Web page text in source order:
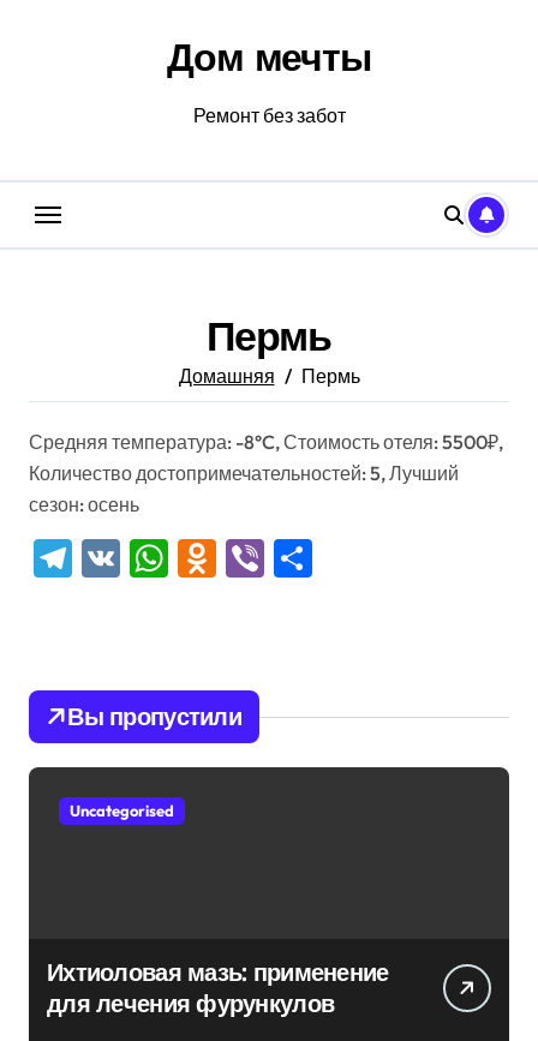
Дом мечты
Ремонт без забот
Пермь
Домашняя Пермь
Средняя температура: -8°C, Стоимость отеля: 5500₽,
Количество достопримечательностей: 5, Лучший
сезон: осень
Telegram
VK WhatsApp
Odnoklassniki
Viber
Вы пропустили
Uncategorised
Ихтиоловая мазь: применение
для лечения фурункулов